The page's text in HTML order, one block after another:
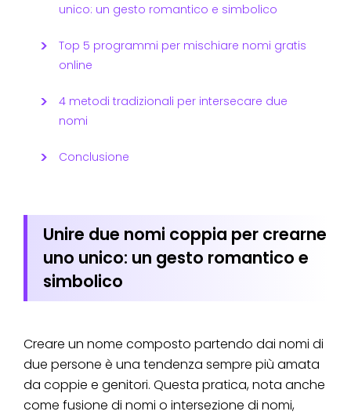
unico: un gesto romantico e simbolico
Top 5 programmi per mischiare nomi gratis
online
4 metodi tradizionali per intersecare due
nomi
Conclusione
Unire due nomi coppia per crearne
uno unico: un gesto romantico e
simbolico
Creare un nome composto partendo dai nomi di
due persone è una tendenza sempre più amata
da coppie e genitori. Questa pratica, nota anche
come fusione di nomi o intersezione di nomi,